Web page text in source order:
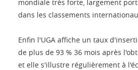
mondiale très forte, largement
dans les classements
Enfin l'UGA affiche un taux
de plus de 93 % 36 mois après
et elle s'illustre régulièrement à